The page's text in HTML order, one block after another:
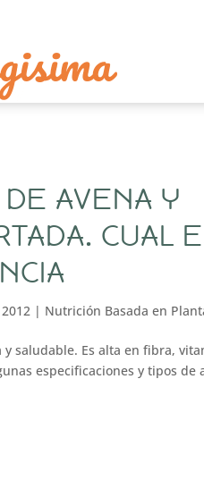
AVENA Y
CUAL
| Nutrición Basada en
saludable. Es alta en fibra,
especificaciones y tipos de